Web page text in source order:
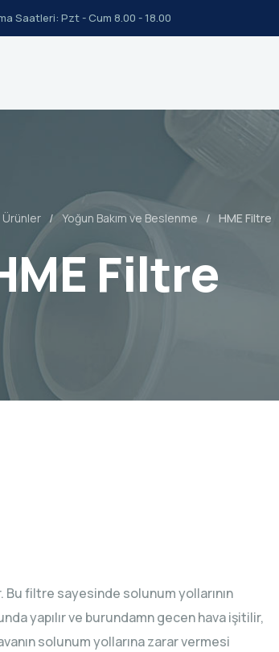
Saatleri: Pzt - Cum 8.00 - 18.00
Ürünler Yoğun Bakım ve Beslenme HME Filtre
Filtre
filtre sayesinde solunum yollarının
yapılır ve burundamn gecen hava işitilir,
solunum yollarına zarar vermesi